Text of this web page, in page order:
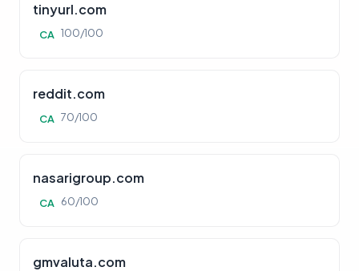
tinyurl.com
CA 100/100
reddit.com
CA 70/100
nasarigroup.com
CA 60/100
gmvaluta.com